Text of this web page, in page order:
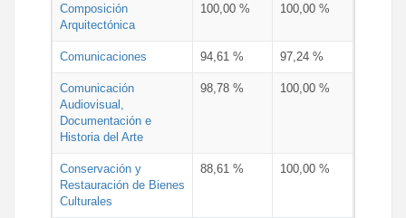
Composición
Arquitectónica
100,00 % 100,00 %
Comunicaciones 94,61 % 97,24 %
Comunicación
Audiovisual,
Documentación e
Historia del Arte
98,78 % 100,00 %
Conservación y
Restauración de Bienes
Culturales
88,61 % 100,00 %